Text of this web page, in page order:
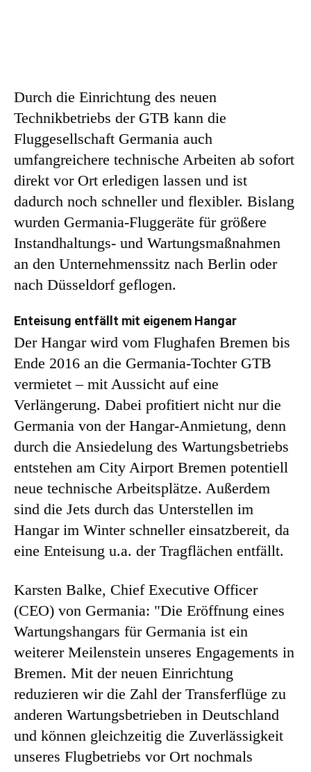
Durch die Einrichtung des neuen
Technikbetriebs der GTB kann die
Fluggesellschaft Germania auch
umfangreichere technische Arbeiten ab sofort
direkt vor Ort erledigen lassen und ist
dadurch noch schneller und flexibler. Bislang
wurden Germania-Fluggeräte für größere
Instandhaltungs- und Wartungsmaßnahmen
an den Unternehmenssitz nach Berlin oder
nach Düsseldorf geflogen.
Enteisung entfällt mit eigenem Hangar
Der Hangar wird vom Flughafen Bremen bis
Ende 2016 an die Germania-Tochter GTB
vermietet – mit Aussicht auf eine
Verlängerung. Dabei profitiert nicht nur die
Germania von der Hangar-Anmietung, denn
durch die Ansiedelung des Wartungsbetriebs
entstehen am City Airport Bremen potentiell
neue technische Arbeitsplätze. Außerdem
sind die Jets durch das Unterstellen im
Hangar im Winter schneller einsatzbereit, da
eine Enteisung u.a. der Tragflächen entfällt.
Karsten Balke, Chief Executive Officer
(CEO) von Germania: "Die Eröffnung eines
Wartungshangars für Germania ist ein
weiterer Meilenstein unseres Engagements in
Bremen. Mit der neuen Einrichtung
reduzieren wir die Zahl der Transferflüge zu
anderen Wartungsbetrieben in Deutschland
und können gleichzeitig die Zuverlässigkeit
unseres Flugbetriebs vor Ort nochmals